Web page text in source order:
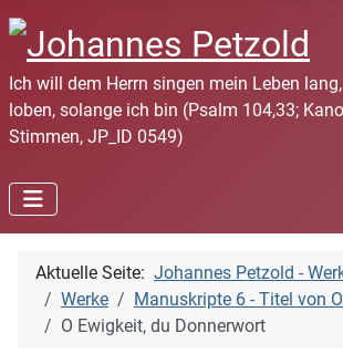
Ich will dem Herrn singen mein Leben
loben, solange ich bin (Psalm 104,33;
Stimmen, JP_ID 0549)
Aktuelle Seite: Johannes Petzold -
Werke
Manuskripte 6 - Titel von
O Ewigkeit, du Donnerwort